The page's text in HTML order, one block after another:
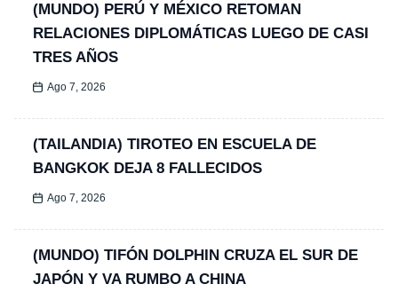
(MUNDO) PERÚ Y MÉXICO RETOMAN
RELACIONES DIPLOMÁTICAS LUEGO DE CASI
TRES AÑOS
Ago 7, 2026
(TAILANDIA) TIROTEO EN ESCUELA DE
BANGKOK DEJA 8 FALLECIDOS
Ago 7, 2026
(MUNDO) TIFÓN DOLPHIN CRUZA EL SUR DE
JAPÓN Y VA RUMBO A CHINA